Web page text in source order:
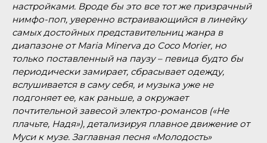
настройками. Вроде бы это все тот же призрачный
нимфо-поп, уверенно встраивающийся в линейку
самых достойных представительниц жанра в
диапазоне отMaria Minerva до Coco Morier, но
только поставленный на паузу – певица будто бы
периодически замирает, сбрасывает одежду,
вслушивается в саму себя, и музыка уже не
подгоняет ее, как раньше, а окружает
почтительной завесой электро-романсов («Не
плачьте, Надя»), детализируя плавное движение от
Муси к музе. Заглавная песня «Молодость»